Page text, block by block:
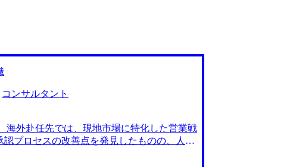
コンサルタント
海外赴任先では、現地市場に特化した営業戦
プロセスの改善点を発見したものの、人手